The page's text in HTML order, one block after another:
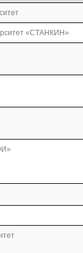
«СТАНКИН»